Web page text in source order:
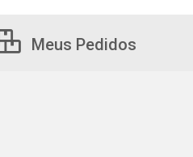
Meus Pedidos